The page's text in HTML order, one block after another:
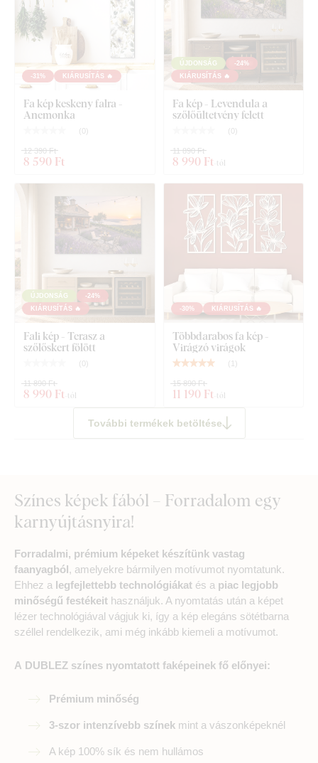
Népi kép fára - Szláv nő
Előre felszerelt akasztó / akasztók a kép hátoldalán
Áttekinthető szerelési útmutató
-31% KIÁRUSÍTÁS 🔥
Fa kép keskeny falra -
Anemonka
( 0)
8 590 Ft
12 390 Ft
ÚJDONSÁG
-24%
KIÁRUSÍTÁS 🔥
Fa kép - Levendula a
szőlőültetvény felett
( 0)
8 990 Ft -tól
11 890 Ft
ÚJDONSÁG
-24%
KIÁRUSÍTÁS 🔥
Fali kép - Terasz a
szőlőskert fölött
( 0)
8 990 Ft -tól
11 890 Ft
-30% KIÁRUSÍTÁS 🔥
Többdarabos fa kép -
Virágzó virágok
( 1 )
11 190 Ft -tól
15 890 Ft
További termékek betöltése
Színes képek fából – Forradalom egy
karnyújtásnyira!
Forradalmi, prémium képeket készítünk vastag
faanyagból, amelyekre bármilyen motívumot nyomtatunk.
Ehhez a legfejlettebb technológiákat és a piac legjobb
minőségű festékeit használjuk. A nyomtatás után a képet
lézer technológiával vágjuk ki, így a kép elegáns sötétbarna
széllel rendelkezik, ami még inkább kiemeli a motívumot.
A DUBLEZ színes nyomtatott faképeinek fő előnyei:
Prémium minőség
3-szor intenzívebb színek mint a vászonképeknél
A kép 100% sík és nem hullámos